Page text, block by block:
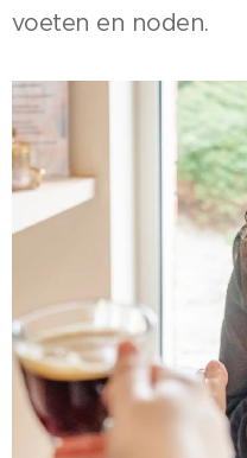
voeten en noden.